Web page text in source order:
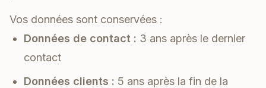
Vos données sont conservées :
Données de contact : 3 ans après le dernier
contact
Données clients : 5 ans après la fin de la